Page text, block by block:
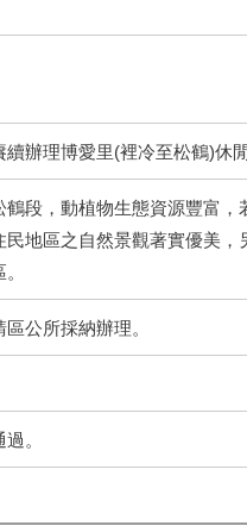
辦理博愛里(裡冷至松鶴)休
鶴段，動植物生態資源豐富，
民地區之自然景觀著實優美
公所採納辦理。
。